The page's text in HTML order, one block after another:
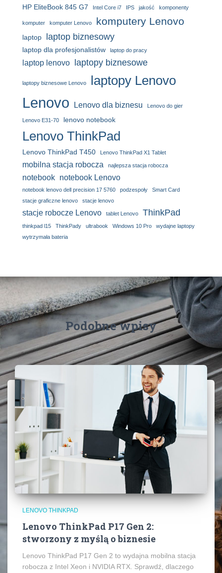
HP EliteBook 845 G7 Intel Core i7 IPS jakość komponenty
komputer komputer Lenovo komputery Lenovo
laptop laptop biznesowy
laptop dla profesjonalistów laptop do pracy
laptop lenovo laptopy biznesowe
laptopy biznesowe Lenovo laptopy Lenovo
Lenovo Lenovo dla biznesu Lenovo do gier
Lenovo E31-70 lenovo notebook
Lenovo ThinkPad
Lenovo ThinkPad T450 Lenovo ThinkPad X1 Tablet
mobilna stacja robocza najlepsza stacja robocza
notebook notebook Lenovo
notebook lenovo dell precision 17 5760 podzespoły
Smart Card
stacje graficzne lenovo
stacje lenovo
stacje robocze Lenovo tablet Lenovo ThinkPad
thinkpad l15 ThinkPady ultrabook Windows 10 Pro
wydajne laptopy
wytrzymała bateria
Podobne wpisy
LENOVO THINKPAD
Lenovo ThinkPad P17 Gen 2:
stworzony z myślą o biznesie
Lenovo ThinkPad P17 Gen 2 to wydajna mobilna stacja
robocza z Intel Xeon i NVIDIA RTX. Sprawdź, dlaczego